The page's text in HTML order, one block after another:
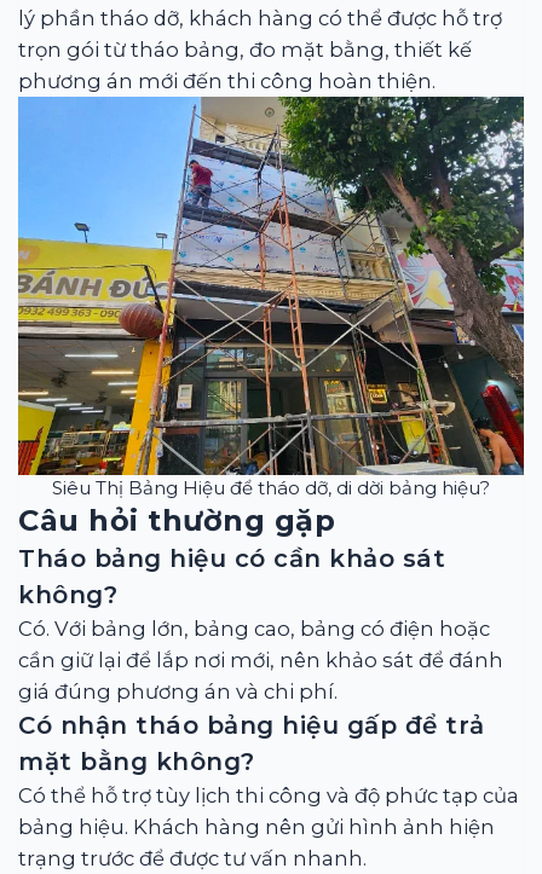
lý phần tháo dỡ, khách hàng có thể được hỗ trợ
trọn gói từ tháo bảng, đo mặt bằng, thiết kế
phương án mới đến thi công hoàn thiện.
Siêu Thị Bảng Hiệu để tháo dỡ, di dời bảng hiệu?
Câu hỏi thường gặp
Tháo bảng hiệu có cần khảo sát
không?
Có. Với bảng lớn, bảng cao, bảng có điện hoặc
cần giữ lại để lắp nơi mới, nên khảo sát để đánh
giá đúng phương án và chi phí.
Có nhận tháo bảng hiệu gấp để trả
mặt bằng không?
Có thể hỗ trợ tùy lịch thi công và độ phức tạp của
bảng hiệu. Khách hàng nên gửi hình ảnh hiện
trạng trước để được tư vấn nhanh.